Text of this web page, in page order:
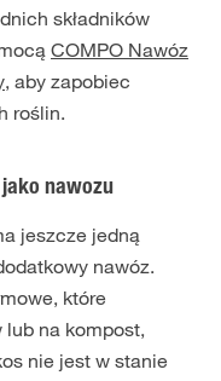
składników
COMPO Nawóz
, aby zapobiec
roślin.
nawozu
jeszcze jedną
nawóz.
które
lub na kompost,
nie jest w stanie